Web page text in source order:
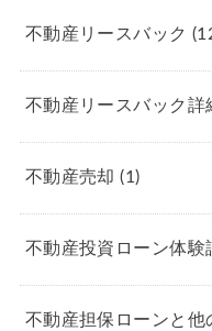
不動産リースバック
不動産リースバック詳
不動産売却(1)
不動産投資ローン体験
不動産担保ローンと他